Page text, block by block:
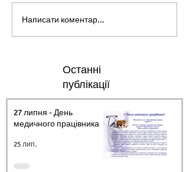
Написати коментар...
Останні
публікації
27 липня - День
медичного працівника.
25 лип.